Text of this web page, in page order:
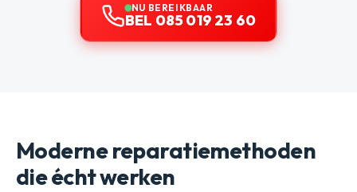
NU BEREIKBAAR
BEL 085 019 23 60
Moderne reparatiemethoden
die écht werken